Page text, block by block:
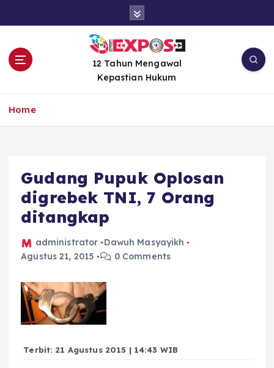
12 Tahun Mengawal
Kepastian Hukum
Home
Gudang Pupuk Oplosan
digrebek TNI, 7 Orang
ditangkap
administrator
Dawuh Masyayikh
Agustus 21, 2015
0 Comments
Terbit: 21 Agustus 2015 | 14:43 WIB